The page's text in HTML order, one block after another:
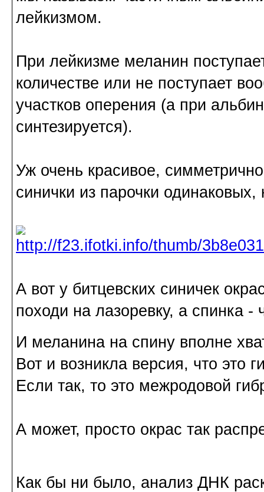
лейкизмом.
При лейкизме меланин
количестве или не поступает
участков оперения (а при
синтезируется).
Уж очень красивое,
синички из парочки
А вот у битцевских синичек
походи на лазоревку, а спинка -
И меланина на спину вполне
Вот и возникла версия, что это
Если так, то это межродовой
А может, просто окрас так
Как бы ни было, анализ ДНК